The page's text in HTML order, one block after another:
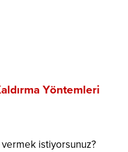
Yöntemleri
istiyorsunuz?